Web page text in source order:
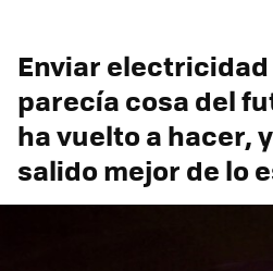
Enviar
parecía cosa del
ha vuelto a hacer,
salido mejor de lo